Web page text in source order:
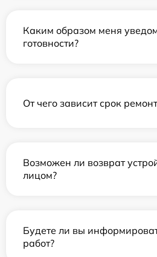
Каким образом меня
готовности?
От чего зависит срок
Возможен ли возврат
лицом?
Будете ли вы
работ?